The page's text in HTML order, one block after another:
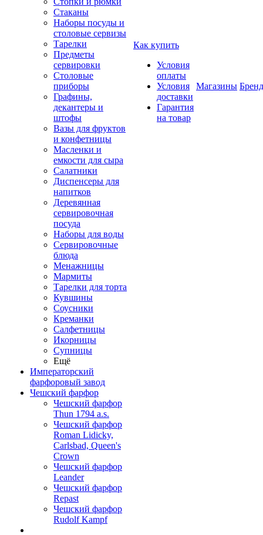
Стаканы
Наборы посуды и
столовые сервизы
Тарелки
Предметы
сервировки
Столовые
приборы
Графины,
декантеры и
штофы
Вазы для фруктов
и конфетницы
Масленки и
емкости для сыра
Салатники
Диспенсеры для
напитков
Деревянная
сервировочная
посуда
Наборы для воды
Сервировочные
блюда
Менажницы
Мармиты
Тарелки для торта
Кувшины
Соусники
Креманки
Салфетницы
Икорницы
Супницы
Ещё
Императорский
фарфоровый завод
Чешский фарфор
Чешский фарфор
Thun 1794 a.s.
Чешский фарфор
Roman Lidicky,
Carlsbad, Queen's
Crown
Чешский фарфор
Leander
Чешский фарфор
Repast
Чешский фарфор
Rudolf Kampf
Как купить
Условия
оплаты
Условия
доставки
Гарантия
на товар
Магазины